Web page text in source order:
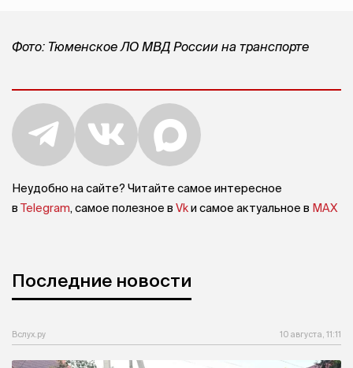
Фото: Тюменское ЛО МВД России на транспорте
Неудобно на сайте? Читайте самое интересное
в Telegram, самое полезное в Vkи самое актуальное в MAX
Последние новости
Вслух.ру 10 августа, 11:11